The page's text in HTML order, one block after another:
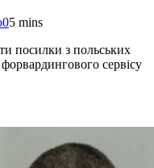
05 mins
посилки з польських
сервісу